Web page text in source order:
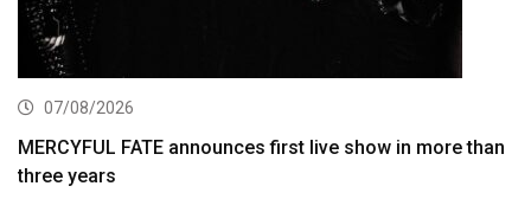
07/08/2026
MERCYFUL FATE announces first live show in more than
three years